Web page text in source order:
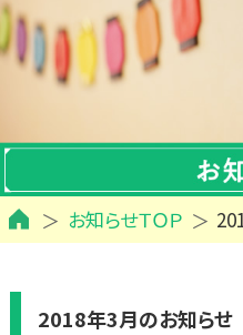
お知らせＴＯＰ
2018年3月のお知らせ